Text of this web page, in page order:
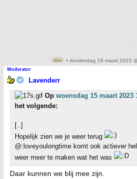
• donderdag 16 maart 2023
Moderator
Lavenderr
Op woensdag 15 maart 2023
het volgende:
[..]
Hopelijk zien we je weer terug
@:loveyoulongtime komt ook actiever
weer meer te maken wat het was
Daar kunnen we blij mee zijn.